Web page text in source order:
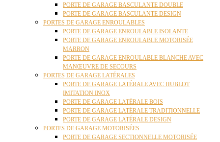
PORTE DE GARAGE BASCULANTE DOUBLE
PORTE DE GARAGE BASCULANTE DESIGN
PORTES DE GARAGE ENROULABLES
PORTE DE GARAGE ENROULABLE ISOLANTE
PORTE DE GARAGE ENROULABLE MOTORISÉE
MARRON
PORTE DE GARAGE ENROULABLE BLANCHE AVEC
MANŒUVRE DE SECOURS
PORTES DE GARAGE LATÉRALES
PORTE DE GARAGE LATÉRALE AVEC HUBLOT
IMITATION INOX
PORTE DE GARAGE LATÉRALE BOIS
PORTE DE GARAGE LATÉRALE TRADITIONNELLE
PORTE DE GARAGE LATÉRALE DESIGN
PORTES DE GARAGE MOTORISÉES
PORTE DE GARAGE SECTIONNELLE MOTORISÉE